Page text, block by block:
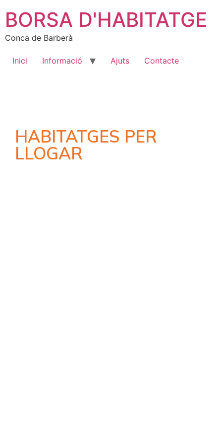
BORSA D'HABITATGE
Conca de Barberà
Inici Informació Ajuts Contacte
HABITATGES PER
LLOGAR